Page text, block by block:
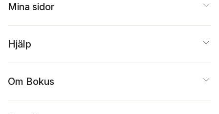
Mina sidor
Hjälp
Om Bokus